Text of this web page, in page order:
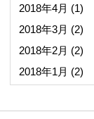
2018年4月 (1)
2018年3月 (2)
2018年2月 (2)
2018年1月 (2)